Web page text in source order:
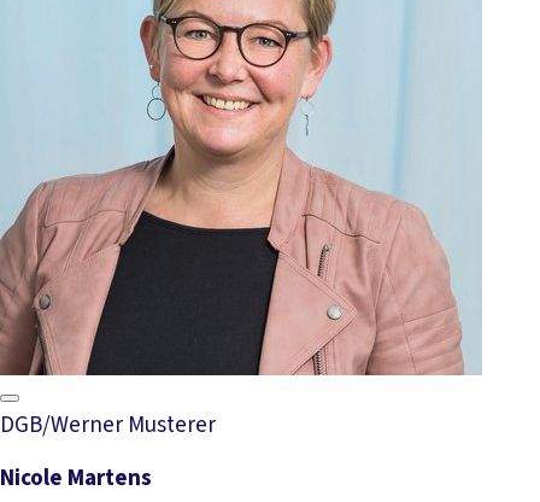
DGB/Werner Musterer
Nicole Martens